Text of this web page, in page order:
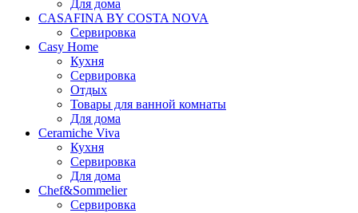
Для дома
CASAFINA BY COSTA NOVA
Сервировка
Casy Home
Кухня
Сервировка
Отдых
Товары для ванной комнаты
Для дома
Ceramiche Viva
Кухня
Сервировка
Для дома
Chef&Sommelier
Сервировка